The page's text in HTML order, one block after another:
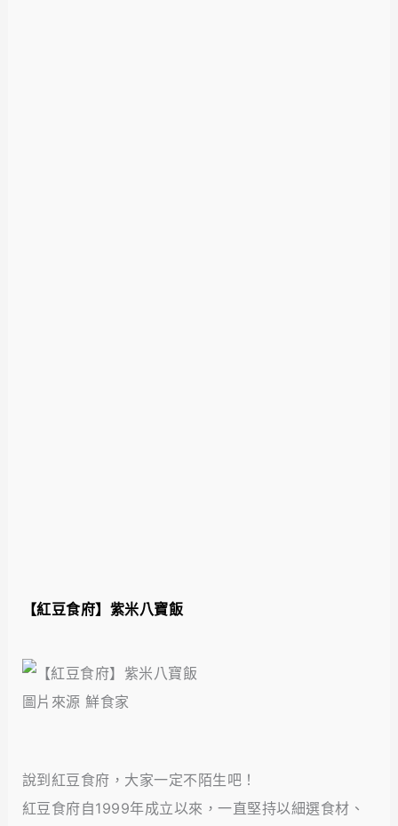
【紅豆食府】 紫米八寶飯
圖片來源 鮮食家
說到紅豆食府，大家一定不陌生吧！
紅豆食府自1999年成立以來，一直堅持以細選食材、